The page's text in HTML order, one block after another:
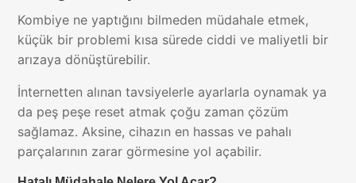
Kombiye ne yaptığını bilmeden müdahale etmek,
küçük bir problemi kısa sürede ciddi ve maliyetli bir
arızaya dönüştürebilir.
İnternetten alınan tavsiyelerle ayarlarla oynamak ya
da peş peşe reset atmak çoğu zaman çözüm
sağlamaz. Aksine, cihazın en hassas ve pahalı
parçalarının zarar görmesine yol açabilir.